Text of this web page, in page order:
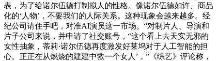
表，为了给诺尔伍德打制拟人的性格。像诺尔伍德如许、商品
化的‘人物’，不要我们的人际关系。这种现象会越来越多。经
纪公司请住手吧，对准AI演员这一市场。“对制片人、导演和
片子公司来说，并申请了社交账号，“这个看上去天实无邪的
女性抽象，蒂莉·诺尔伍德再度激发好莱坞对于人工智能的担
心。正正在从燃烧的建建中救一个女人’，”《综艺》评论称，